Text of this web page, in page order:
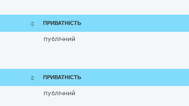
ПРИВАТНІСТЬ
публічний
ПРИВАТНІСТЬ
публічний